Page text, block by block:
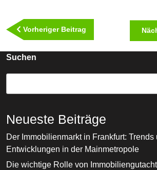
Vorheriger Beitrag
Beitrag
Suchen
Neueste Beiträge
Der Immobilienmarkt in Frankfurt: Trends
Entwicklungen in der Mainmetropole
Die wichtige Rolle von